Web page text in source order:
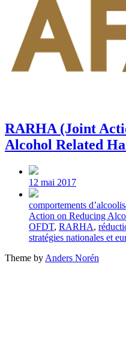
RARHA (Joint
Alcohol Related
Post
date
12 mai 2017
Tagged
with
comportements
Action on Reducing
OFDT, RARHA,
stratégies nationales et
Theme by Anders Norén